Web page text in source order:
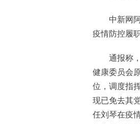
中新网阿
疫情防控履
通报称，
健康委员会
位，调度指
现已免去其
任刘琴在疫